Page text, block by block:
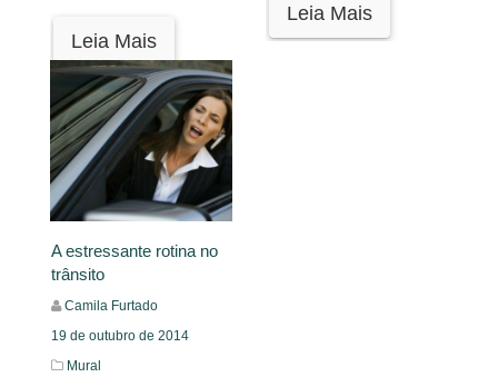
Leia Mais
Leia Mais
A estressante rotina no
trânsito
Camila Furtado
19 de outubro de 2014
Mural